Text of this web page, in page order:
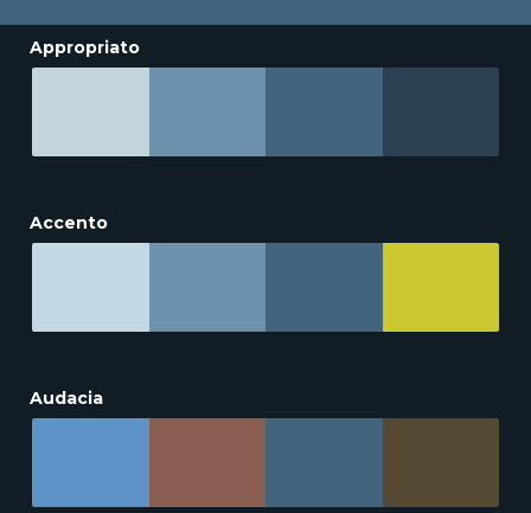
Appropriato
Accento
Audacia